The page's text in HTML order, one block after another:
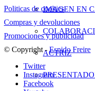
IMAGEN EN
ACTRIZ
Politicas de cookies
Compras y devoluciones
Promociones y publicidad
© Copyright - Espido Freire
Twitter
Instagram
Facebook